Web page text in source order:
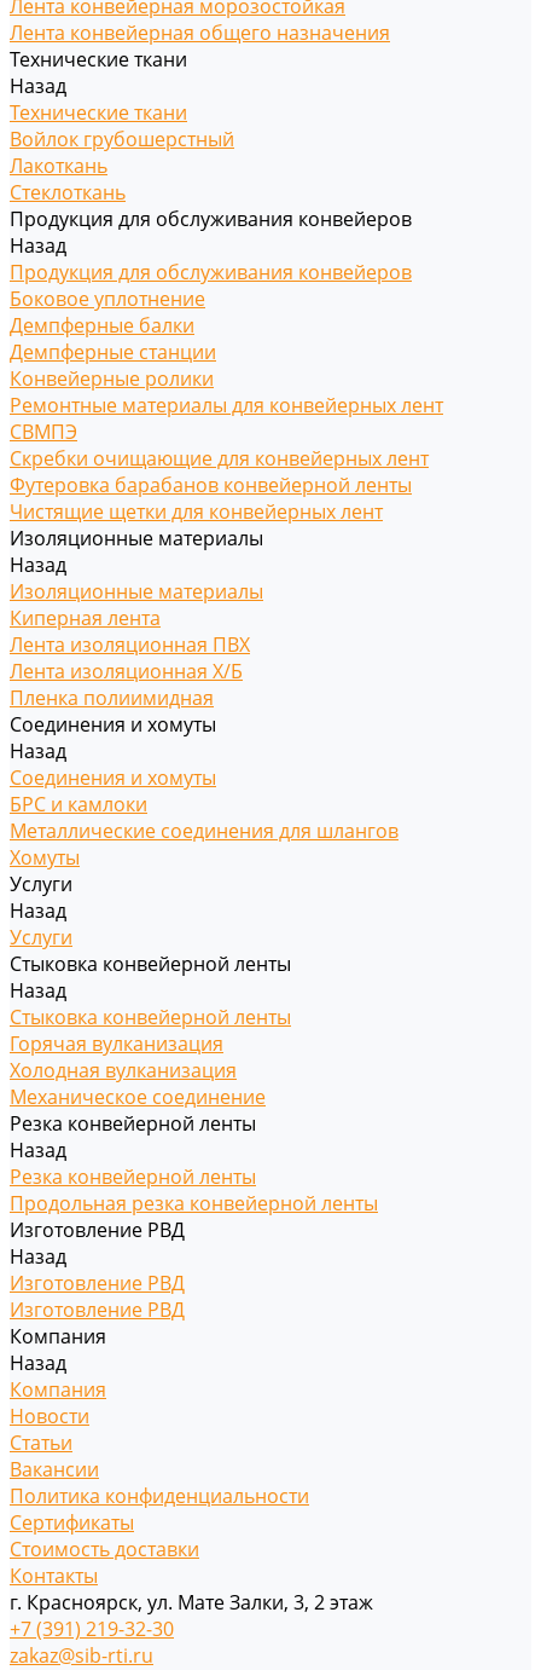
Лента конвейерная морозостойкая
Лента конвейерная общего назначения
Технические ткани
Назад
Технические ткани
Войлок грубошерстный
Лакоткань
Стеклоткань
Продукция для обслуживания конвейеров
Назад
Продукция для обслуживания конвейеров
Боковое уплотнение
Демпферные балки
Демпферные станции
Конвейерные ролики
Ремонтные материалы для конвейерных лент
СВМПЭ
Скребки очищающие для конвейерных лент
Футеровка барабанов конвейерной ленты
Чистящие щетки для конвейерных лент
Изоляционные материалы
Назад
Изоляционные материалы
Киперная лента
Лента изоляционная ПВХ
Лента изоляционная Х/Б
Пленка полиимидная
Соединения и хомуты
Назад
Соединения и хомуты
БРС и камлоки
Металлические соединения для шлангов
Хомуты
Услуги
Назад
Услуги
Стыковка конвейерной ленты
Назад
Стыковка конвейерной ленты
Горячая вулканизация
Холодная вулканизация
Механическое соединение
Резка конвейерной ленты
Назад
Резка конвейерной ленты
Продольная резка конвейерной ленты
Изготовление РВД
Назад
Изготовление РВД
Изготовление РВД
Компания
Назад
Компания
Новости
Статьи
Вакансии
Политика конфиденциальности
Сертификаты
Стоимость доставки
Контакты
г. Красноярск, ул. Мате Залки, 3, 2 этаж
+7 (391) 219-32-30
zakaz@sib-rti.ru